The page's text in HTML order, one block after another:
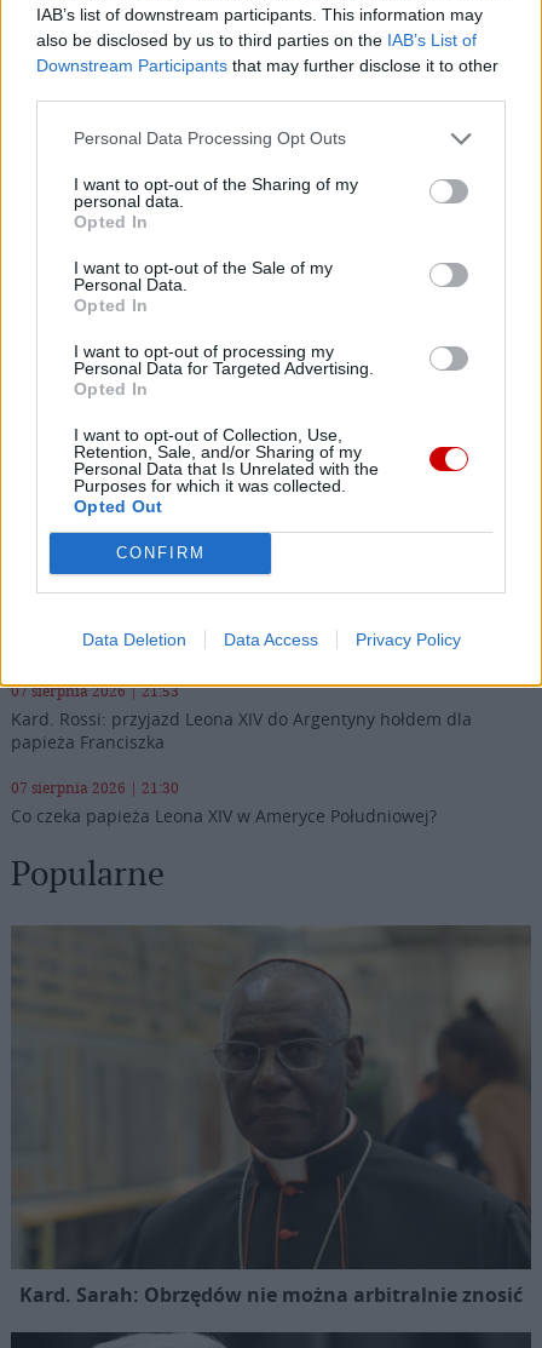
IAB’s list of downstream participants. This information may
also be disclosed by us to third parties on the IAB’s List of
Downstream Participants that may further disclose it to other
Personal Data Processing Opt Outs
I want to opt-out of the Sharing of my
personal data.
Opted In
I want to opt-out of the Sale of my
Personal Data.
Opted In
I want to opt-out of processing my
Personal Data for Targeted Advertising.
Opted In
I want to opt-out of Collection, Use,
Retention, Sale, and/or Sharing of my
Personal Data that Is Unrelated with the
Purposes for which it was collected.
Opted Out
CONFIRM
Data Deletion Data Access Privacy Policy
1 2 3 …
37
Najnowsze
07 sierpnia 2026 | 23:10
przyjeżdżają z gotowymi odpowiedziami
07 sierpnia 2026 | 22:47
Biskupi o podróży apostolskiej Leona XIV do Francji: wielka
07 sierpnia 2026 | 22:36
07 sierpnia 2026 | 22:17
24 sierpnia
07 sierpnia 2026 | 21:53
Kard. Rossi: przyjazd Leona XIV do Argentyny hołdem dla
papieża Franciszka
07 sierpnia 2026 | 21:30
Co czeka papieża Leona XIV w Ameryce Południowej?
Popularne
Kard. Sarah: Obrzędów nie można arbitralnie znosić